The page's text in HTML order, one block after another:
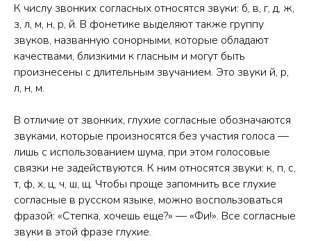
К числу звонких согласных относятся звуки: б, в, г, д, ж,
з, л, м, н, р, й. В фонетике выделяют также группу
звуков, названную сонорными, которые обладают
качествами, близкими к гласным и могут быть
произнесены с длительным звучанием. Это звуки й, р,
л, н, м.
В отличие от звонких, глухие согласные обозначаются
звуками, которые произносятся без участия голоса —
лишь с использованием шума, при этом голосовые
связки не задействуются. К ним относятся звуки: к, п, с,
т, ф, х, ц, ч, ш, щ. Чтобы проще запомнить все глухие
согласные в русском языке, можно воспользоваться
фразой: «Степка, хочешь еще?» — «Фи!». Все согласные
звуки в этой фразе глухие.